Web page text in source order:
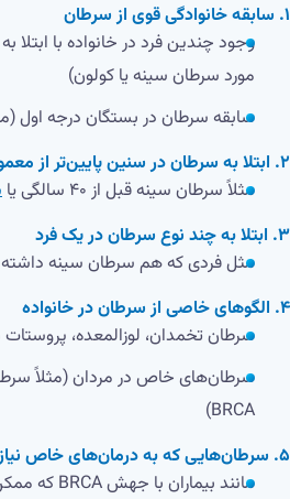
۱. سابقه خانوادگی قوی از سرطان
وجود چندین فرد در خانواده با
مورد سرطان سینه یا کولون)
سابقه سرطان در بستگان درجه اول
۲. ابتلا به سرطان در سنین پایین‌تر از معمول
مثلاً سرطان سینه قبل از ۴۰ سالگی یا
۳. ابتلا به چند نوع سرطان در یک فرد
مثل فردی که هم سرطان سینه
۴. الگوهای خاصی از سرطان در خانواده
سرطان تخمدان، لوزالمعده،
سرطان‌های خاص در مردان (مثلاً
BRCA)
۵. سرطان‌هایی که به درمان‌های خاص نیاز دارند